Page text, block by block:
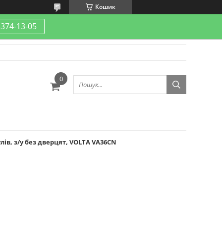
Кошик
13-05
з/у без дверцят, VOLTA VA36CN